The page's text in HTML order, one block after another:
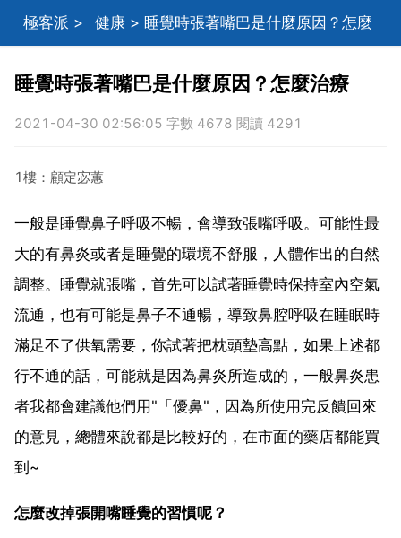
極客派 > 健康 > 睡覺時張著嘴巴是什麼原因？怎麼
治療
睡覺時張著嘴巴是什麼原因？怎麼治療
2021-04-30 02:56:05 字數 4678 閱讀 4291
1樓：顧定宓蕙
一般是睡覺鼻子呼吸不暢，會導致張嘴呼吸。可能性最
大的有鼻炎或者是睡覺的環境不舒服，人體作出的自然
調整。睡覺就張嘴，首先可以試著睡覺時保持室內空氣
流通，也有可能是鼻子不通暢，導致鼻腔呼吸在睡眠時
滿足不了供氧需要，你試著把枕頭墊高點，如果上述都
行不通的話，可能就是因為鼻炎所造成的，一般鼻炎患
者我都會建議他們用"「優鼻"，因為所使用完反饋回來
的意見，總體來說都是比較好的，在市面的藥店都能買
到~
怎麼改掉張開嘴睡覺的習慣呢？